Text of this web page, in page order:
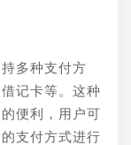
多种支付方
记卡等。这种
便利，用户可
支付方式进行